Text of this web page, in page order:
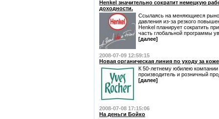
Henkel значительно сократит немецкую
доходности.
Ссылаясь на меняющиеся
давления из-за резкого
Henkel планирует сократить
часть глобальной программы
[далее]
2008-07-09 12:59:15
Новая органическая линия по уходу за
К 50-летнему юбилею компании
производитель и розничный
[далее]
2008-07-08 17:15:06
На деньги Бойко